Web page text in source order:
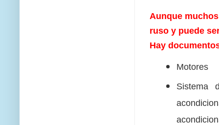
Aunque
ruso y puede
Hay
Motores
Sistema